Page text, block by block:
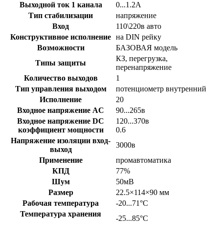
Выходной ток 1 канала
0...1.2А
Тип стабилизации
напряжение
Вход
110\220в авто
Конструктивное исполнение на DIN рейку
Возможности
БАЗОВАЯ модель
Типы защиты
КЗ, перегрузка,
перенапряжение
Количество выходов
1
Тип управления выходом
потенциометр внутренний
Исполнение
20
Входное напряжение AC
90...265в
Входное напряжение DC
коэффициент мощности
120...370в
0.6
Напряжение изоляции вход-
выход
3000в
Применение
промавтоматика
КПД
77%
Шум
50мВ
Размер
22.5×114×90 мм
Рабочая температура
-20...71°С
Температура хранения
-25...85°С